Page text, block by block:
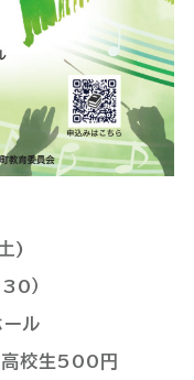
)
）
ール
高校生500円